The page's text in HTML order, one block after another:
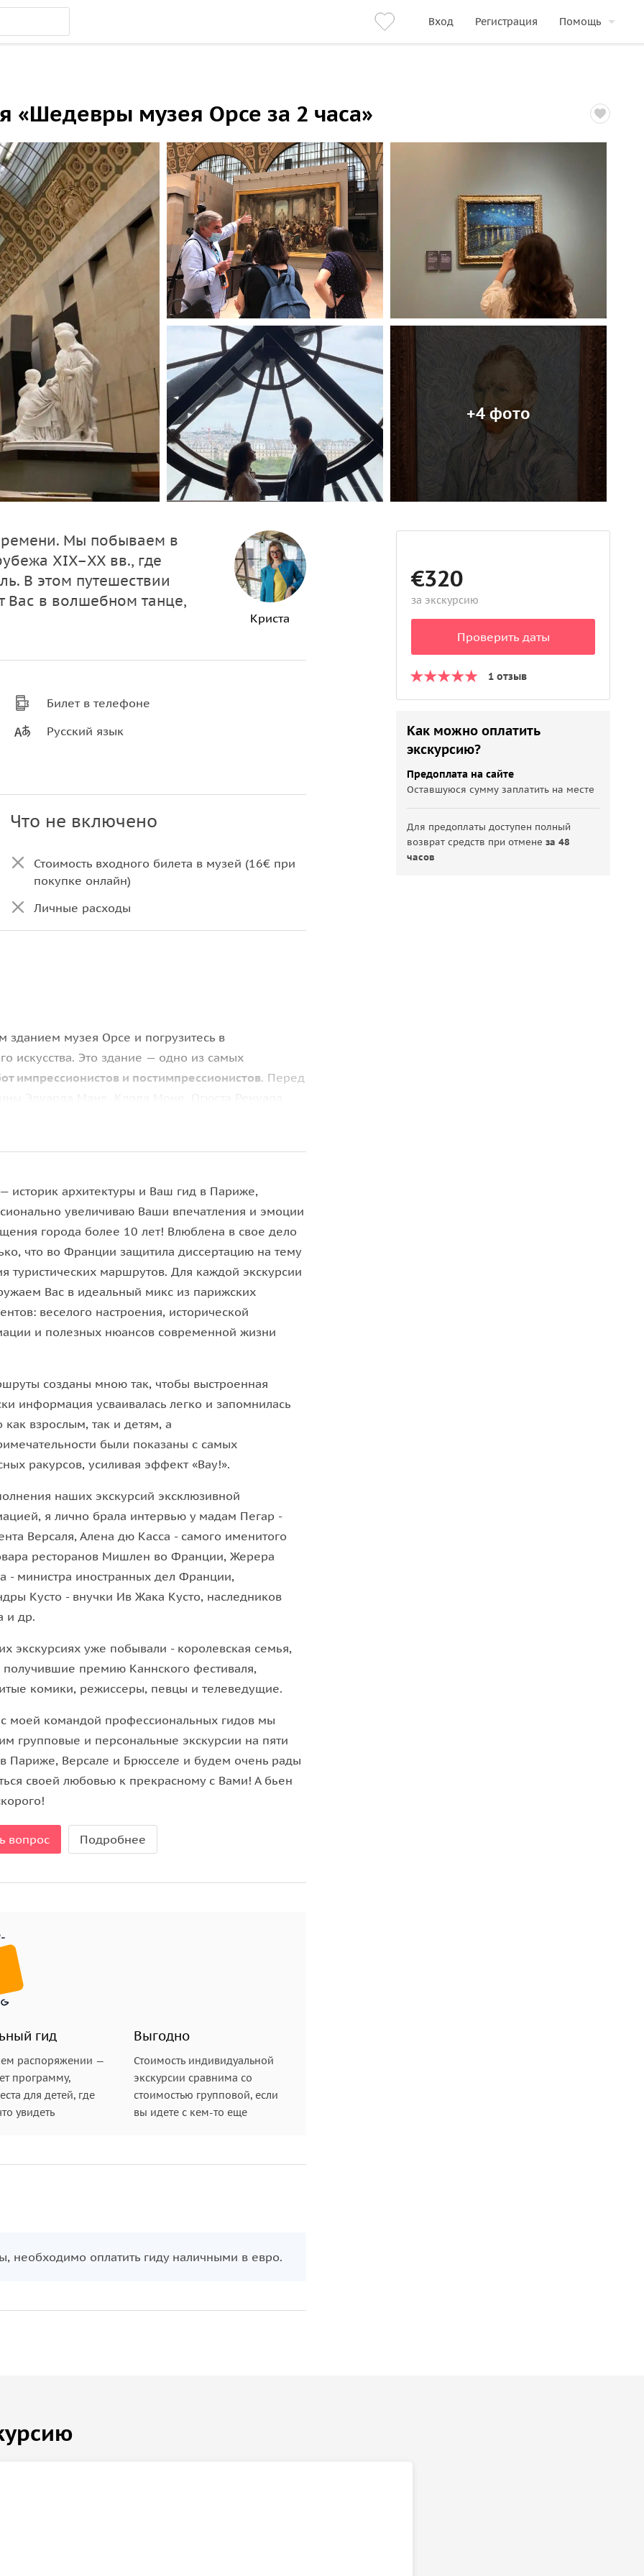
Вход Регистрация Помощь
«Шедевры музея Орсе за 2 часа»
+4 фото
Мы побываем в
XIX–XX вв., где
В этом путешествии
Вас в волшебном танце,
Криста
Билет в телефоне
Русский язык
Что не включено
Стоимость входного билета в музей (16€ при
покупке онлайн)
Личные расходы
зданием музея Орсе и погрузитесь в
искусства. Это здание — одно из самых
импрессионистов и постимпрессионистов. Перед
прославленных художников.
картин французских академистов
, чтобы понять, с
новаторы.
работах импрессионистов: «Завтрак на
Дега, работы из цикла «Руанский собор»
, поражающие игрой форм, цвета и света.
Гога и Гогена, а также познакомимся с
одного из основоположников и
фактах из жизни художников и даже в
бесплатный при предъявлении документа,
экскурсии или сообщите гиду заранее о том,
старше 18 лет)
историк архитектуры и Ваш гид в Париже,
увеличиваю Ваши впечатления и эмоции
города более 10 лет! Влюблена в свое дело
что во Франции защитила диссертацию на тему
туристических маршрутов. Для каждой экскурсии
Вас в идеальный микс из парижских
веселого настроения, исторической
и полезных нюансов современной жизни
созданы мною так, чтобы выстроенная
информация усваивалась легко и запомнилась
как взрослым, так и детям, а
были показаны с самых
ракурсов, усиливая эффект «Вау!».
наших экскурсий эксклюзивной
я лично брала интервью у мадам Пегар -
Версаля, Алена дю Касса - самого именитого
ресторанов Мишлен во Франции, Жерера
- министра иностранных дел Франции,
Кусто - внучки Ив Жака Кусто, наследников
и др.
экскурсиях уже побывали - королевская семья,
получившие премию Каннского фестиваля,
комики, режиссеры, певцы и телеведущие.
моей командой профессиональных гидов мы
групповые и персональные экскурсии на пяти
Париже, Версале и Брюсселе и будем очень рады
своей любовью к прекрасному с Вами! А бьен
вопрос Подробнее
гид
распоряжении —
программу,
для детей, где
увидеть
Выгодно
Стоимость индивидуальной
экскурсии сравнима со
стоимостью групповой, если
вы идете с кем-то еще
необходимо оплатить гиду наличными в евро.
€320
за экскурсию
Проверить даты
1 отзыв
Как можно оплатить
экскурсию?
Предоплата на сайте
Оставшуюся сумму заплатить на месте
Для предоплаты доступен полный
возврат средств при отменеза 48
часов